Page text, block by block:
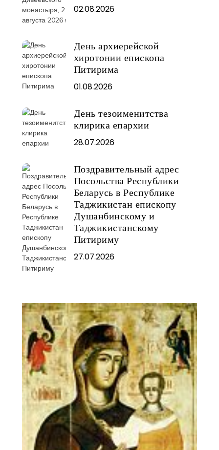
02.08.2026
День архиерейской
хиротонии епископа
Питирима
01.08.2026
День тезоименитства
клирика епархии
28.07.2026
Поздравительный адрес
Посольства Республики
Беларусь в Республике
Таджикистан епископу
Душанбинскому и
Таджикистанскому
Питириму
27.07.2026